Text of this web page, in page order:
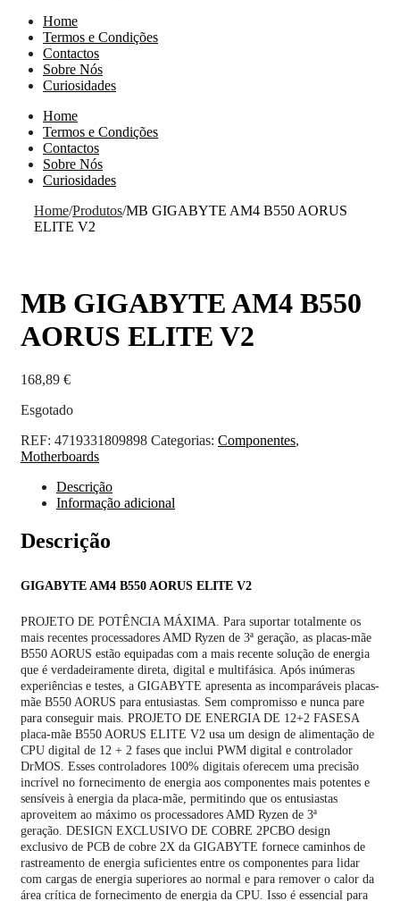
Home
Termos e Condições
Contactos
Sobre Nós
Curiosidades
Home
Termos e Condições
Contactos
Sobre Nós
Curiosidades
Home/Produtos/MB GIGABYTE AM4 B550 AORUS
ELITE V2
MB GIGABYTE AM4 B550
AORUS ELITE V2
168,89 €
Esgotado
REF: 4719331809898 Categorias: Componentes,
Motherboards
Descrição
Informação adicional
Descrição
GIGABYTE AM4 B550 AORUS ELITE V2
PROJETO DE POTÊNCIA MÁXIMA. Para suportar totalmente os
mais recentes processadores AMD Ryzen de 3ª geração, as placas-mãe
B550 AORUS estão equipadas com a mais recente solução de energia
que é verdadeiramente direta, digital e multifásica. Após inúmeras
experiências e testes, a GIGABYTE apresenta as incomparáveis ​​placas-
mãe B550 AORUS para entusiastas. Sem compromisso e nunca pare
para conseguir mais. PROJETO DE ENERGIA DE 12+2 FASESA
placa-mãe B550 AORUS ELITE V2 usa um design de alimentação de
CPU digital de 12 + 2 fases que inclui PWM digital e controlador
DrMOS. Esses controladores 100% digitais oferecem uma precisão
incrível no fornecimento de energia aos componentes mais potentes e
sensíveis à energia da placa-mãe, permitindo que os entusiastas
aproveitem ao máximo os processadores AMD Ryzen de 3ª
geração. DESIGN EXCLUSIVO DE COBRE 2PCBO design
exclusivo de PCB de cobre 2X da GIGABYTE fornece caminhos de
rastreamento de energia suficientes entre os componentes para lidar
com cargas de energia superiores ao normal e para remover o calor da
área crítica de fornecimento de energia da CPU. Isso é essencial para